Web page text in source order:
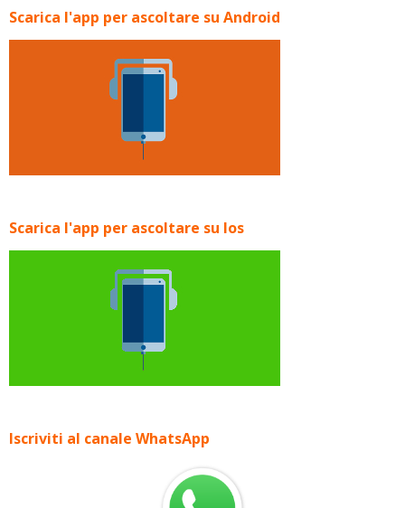
Scarica l'app per ascoltare su Android
Scarica l'app per ascoltare su Ios
Iscriviti al canale WhatsApp